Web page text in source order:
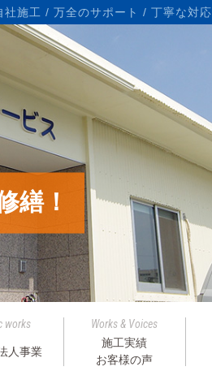
社施工 / 万全のサポート / 丁寧な対応
繕！
works
人事業
Works & Voices
施工実績
お客様の声